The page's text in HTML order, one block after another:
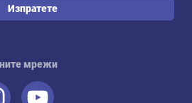
Изпратете
мрежи